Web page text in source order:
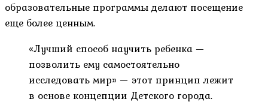
образовательные программы делают посещение
еще более ценным.
«Лучший способ научить ребенка —
позволить ему самостоятельно
исследовать мир» — этот принцип лежит
в основе концепции Детского города.